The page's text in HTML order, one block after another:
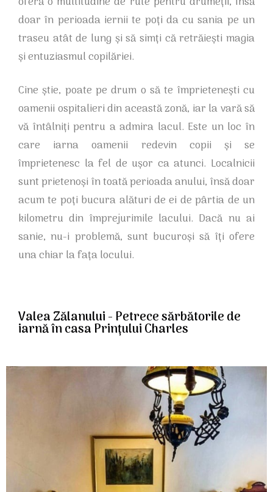
doar în perioada iernii te poți da cu sania pe un
traseu atât de lung și să simți că retrăiești magia
și entuziasmul copilăriei.
Cine știe, poate pe drum o să te împrietenești cu
oamenii ospitalieri din această zonă, iar la vară să
vă întâlniți pentru a admira lacul. Este un loc în
care iarna oamenii redevin copii și se
împrietenesc la fel de ușor ca atunci. Localnicii
sunt prietenoși în toată perioada anului, însă doar
acum te poți bucura alături de ei de pârtia de un
kilometru din împrejurimile lacului. Dacă nu ai
sanie, nu-i problemă, sunt bucuroși să îți ofere
una chiar la fața locului.
Valea Zălanului - Petrece sărbătorile de
iarnă în casa Prințului Charles